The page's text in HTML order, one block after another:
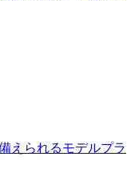
えられるモデルプラ